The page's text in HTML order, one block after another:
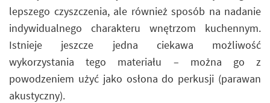
lepszego czyszczenia, ale również sposób na nadanie
indywidualnego charakteru wnętrzom kuchennym.
Istnieje jeszcze jedna ciekawa możliwość
wykorzystania tego materiału – można go z
powodzeniem użyć jako osłona do perkusji (parawan
akustyczny).